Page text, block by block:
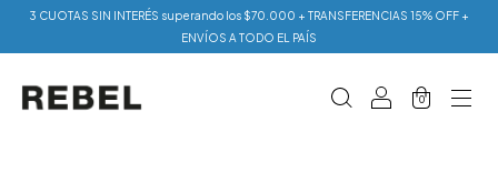
3 CUOTAS SIN INTERÉS superando los $70.000 + TRANSFERENCIAS 15% OFF +
ENVÍOS A TODO EL PAÍS
0